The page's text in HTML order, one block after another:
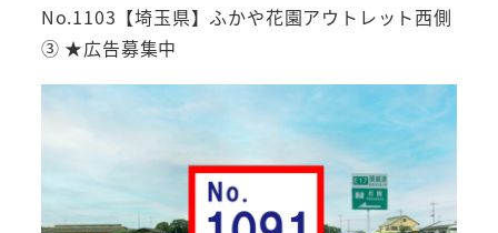
No.1103【埼玉県】ふかや花園アウトレット西側
③ ★広告募集中